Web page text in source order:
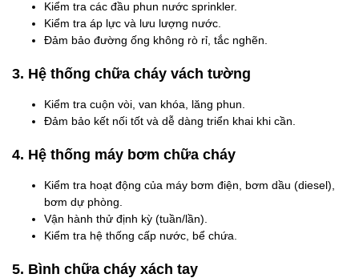
Kiểm tra các đầu phun nước sprinkler.
Kiểm tra áp lực và lưu lượng nước.
Đảm bảo đường ống không rò rỉ, tắc nghẽn.
3. Hệ thống chữa cháy vách tường
Kiểm tra cuộn vòi, van khóa, lăng phun.
Đảm bảo kết nối tốt và dễ dàng triển khai khi cần.
4. Hệ thống máy bơm chữa cháy
Kiểm tra hoạt động của máy bơm điện, bơm dầu (diesel),
bơm dự phòng.
Vận hành thử định kỳ (tuần/lần).
Kiểm tra hệ thống cấp nước, bể chứa.
5. Bình chữa cháy xách tay